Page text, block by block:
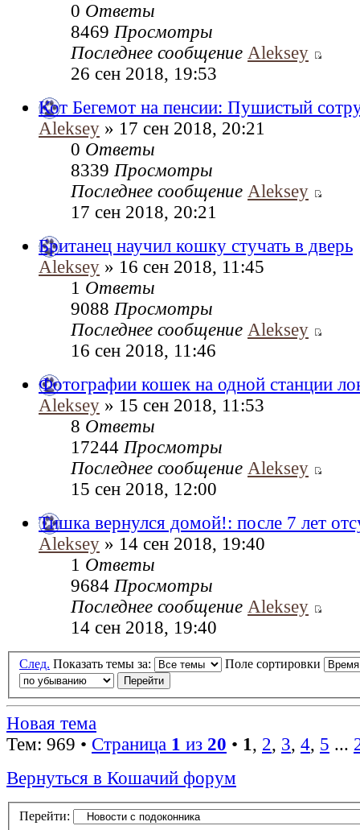
0 Ответы
8469 Просмотры
Последнее сообщение Aleksey
26 сен 2018, 19:53
Кот Бегемот на пенсии: Пушистый
Aleksey » 17 сен 2018, 20:21
0 Ответы
8339 Просмотры
Последнее сообщение Aleksey
17 сен 2018, 20:21
Британец научил кошку стучать в дверь
Aleksey » 16 сен 2018, 11:45
1 Ответы
9088 Просмотры
Последнее сообщение Aleksey
16 сен 2018, 11:46
Фотографии кошек на одной станции
Aleksey » 15 сен 2018, 11:53
8 Ответы
17244 Просмотры
Последнее сообщение Aleksey
15 сен 2018, 12:00
Тишка вернулся домой!: после 7 лет
Aleksey » 14 сен 2018, 19:40
1 Ответы
9684 Просмотры
Последнее сообщение Aleksey
14 сен 2018, 19:40
След. Показать темы за: Поле сортировки
Новая тема
Тем: 969 • Страница 1 из 20 • 1, 2, 3, 4, 5 ...
Вернуться в Кошачий форум
Перейти: